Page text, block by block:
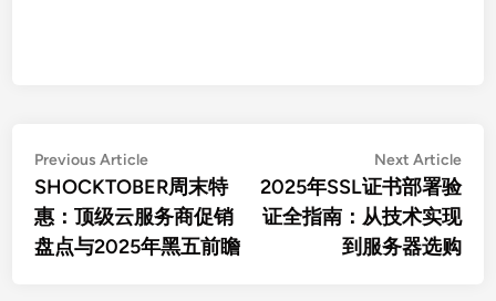
文
章
导
航
Previous ArticlePrevious
article:
SHOCKTOBER周末特
惠：顶级云服务商促销
盘点与2025年黑五前瞻
Next Article
2025年SSL证书部署验
证全指南：从技术实现
到服务器选购